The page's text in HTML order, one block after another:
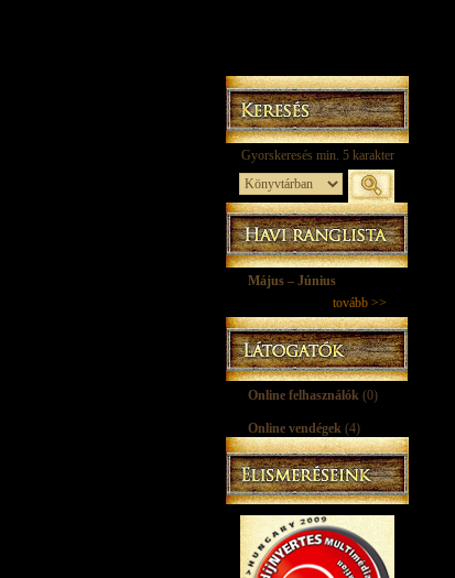
Május – Június
tovább >>
Online felhasználók (0)
Online vendégek(4)